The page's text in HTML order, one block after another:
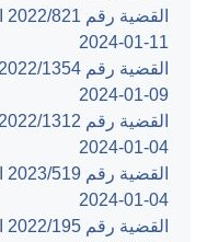
‎2024-01-11‏
‎2024-01-09‏
‎2024-01-04‏
‎2024-01-04‏